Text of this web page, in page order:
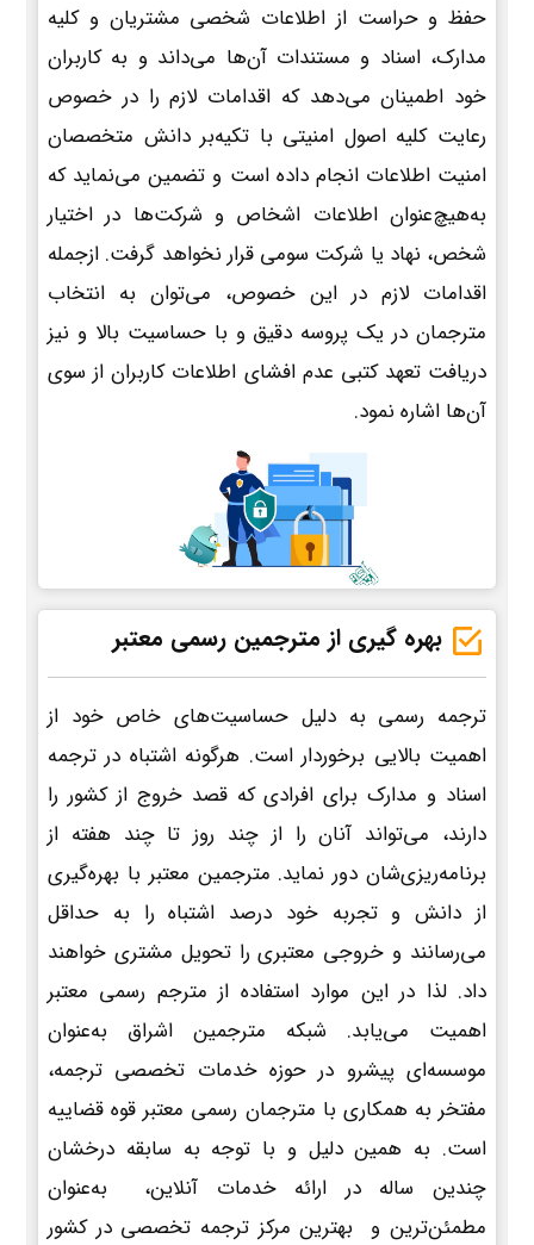
حفظ و حراست از اطلاعات شخصی مشتریان و کلیه
مدارک، اسناد و مستندات آن‌ها می‌داند و به کاربران
خود اطمینان می‌دهد که اقدامات لازم را در خصوص
رعایت کلیه اصول امنیتی با تکیه‌بر دانش متخصصان
امنیت اطلاعات انجام داده است و تضمین می‌نماید که
به‌هیچ‌عنوان اطلاعات اشخاص و شرکت‌ها در اختیار
شخص، نهاد یا شرکت سومی قرار نخواهد گرفت. ازجمله
اقدامات لازم در این خصوص، می‌توان به انتخاب
مترجمان در یک پروسه دقیق و با حساسیت بالا و نیز
دریافت تعهد کتبی عدم افشای اطلاعات کاربران از سوی
آن‌ها اشاره نمود.
بهره گیری از مترجمین رسمی معتبر
ترجمه رسمی به دلیل حساسیت‌های خاص خود از
اهمیت بالایی برخوردار است. هرگونه اشتباه در ترجمه
اسناد و مدارک برای افرادی که قصد خروج از کشور را
دارند، می‌تواند آنان را از چند روز تا چند هفته از
برنامه‌ریزی‌شان دور نماید. مترجمین معتبر با بهره‌گیری
از دانش و تجربه خود درصد اشتباه را به حداقل
می‌رسانند و خروجی معتبری را تحویل مشتری خواهند
داد. لذا در این موارد استفاده از مترجم رسمی معتبر
اهمیت می‌یابد. شبکه مترجمین اشراق به‌عنوان
موسسه‌ای پیشرو در حوزه خدمات تخصصی ترجمه،
مفتخر به همکاری با مترجمان رسمی معتبر قوه قضاییه
است. به همین دلیل و با توجه به سابقه درخشان
چندین ساله در ارائه خدمات آنلاین، به‌عنوان
مطمئن‌ترین و بهترین مرکز ترجمه تخصصی در کشور